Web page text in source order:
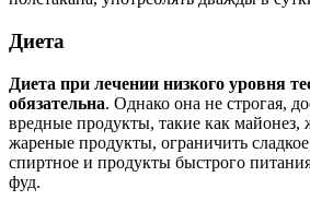
Диета
Диета при лечении низкого уровня
обязательна. Однако она не строгая,
вредные продукты, такие как майонез,
жареные продукты, ограничить
спиртное и продукты быстрого
фуд.